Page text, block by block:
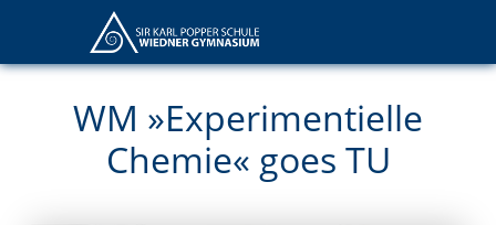
WM »Experimentielle
Chemie« goes TU